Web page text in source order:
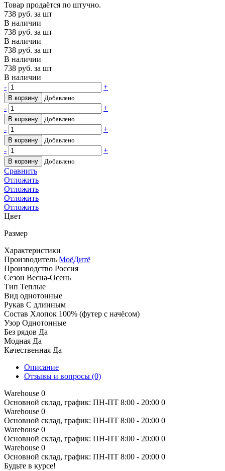
Товар продаётся по штучно.
738 руб. за шт
В наличии
738 руб. за шт
В наличии
738 руб. за шт
В наличии
738 руб. за шт
В наличии
-
+
В корзину Добавлено
- +
В корзину Добавлено
- +
В корзину Добавлено
- +
В корзину Добавлено
Сравнить
Отложить
Отложить
Отложить
Отложить
Цвет
Размер
Характеристики
Производитель МоёДитё
Производство Россия
Сезон Весна-Осень
Тип Теплые
Вид однотонные
Рукав С длинным
Состав Хлопок 100% (футер с начёсом)
Узор Однотонные
Без рядов Да
Модная Да
Качественная Да
Описание
Отзывы и вопросы (0)
Warehouse 0
Основной склад, график: ПН-ПТ 8:00 - 20:00 0
Warehouse 0
Основной склад, график: ПН-ПТ 8:00 - 20:00 0
Warehouse 0
Основной склад, график: ПН-ПТ 8:00 - 20:00 0
Warehouse 0
Основной склад, график: ПН-ПТ 8:00 - 20:00 0
Будьте в курсе!